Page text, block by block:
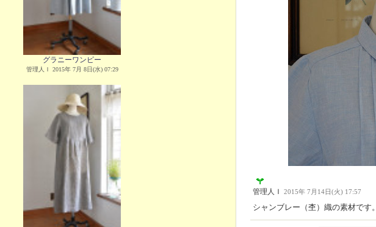
グラニーワンピー
管理人Ｉ 2015年 7月 8日(水) 07:29
管理人Ｉ 2015年 7月14日(火) 17:57
シャンブレー（杢）織の素材です。